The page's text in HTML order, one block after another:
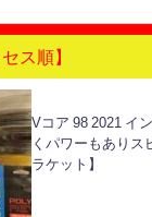
ス順】
Vコア 98 2021 イ
くパワーもありス
ラケット】